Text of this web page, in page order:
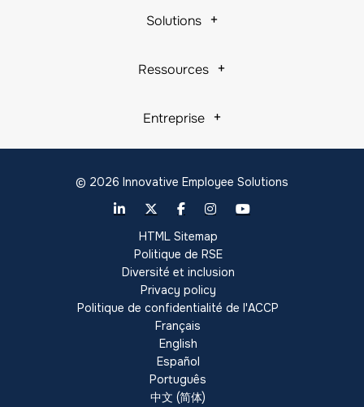
Solutions
Ressources
Entreprise
© 2026 Innovative Employee Solutions
HTML Sitemap
Politique de RSE
Diversité et inclusion
Privacy policy
Politique de confidentialité de l'ACCP
Français
English
Español
Português
中文 (简体)